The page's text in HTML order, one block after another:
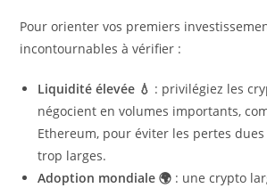
Pour orienter vos premiers
incontournables à vérifier :
Liquidité élevée 💧 : privilégiez les
négocient en volumes importants,
Ethereum, pour éviter les pertes
trop larges.
Adoption mondiale 🌍 : une crypto